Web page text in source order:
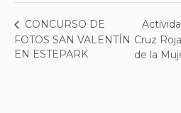
CONCURSO DE
FOTOS SAN VALENTÍN
EN ESTEPARK
Cruz
de la